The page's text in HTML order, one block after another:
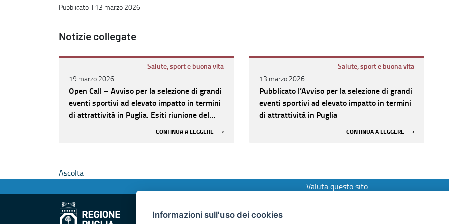
Pubblicato il 13 marzo 2026
Notizie collegate
Salute, sport e buona vita
19 marzo 2026
Open Call – Avviso per la selezione di grandi
eventi sportivi ad elevato impatto in termini
di attrattività in Puglia. Esiti riunione del
CONTINUA A LEGGERE
Salute, sport e buona vita
13 marzo 2026
Pubblicato l’Avviso per la selezione di grandi
eventi sportivi ad elevato impatto in termini
di attrattività in Puglia
CONTINUA A LEGGERE
Ascolta
Valuta questo sito
Area riservata
Informazioni sull'uso dei cookies